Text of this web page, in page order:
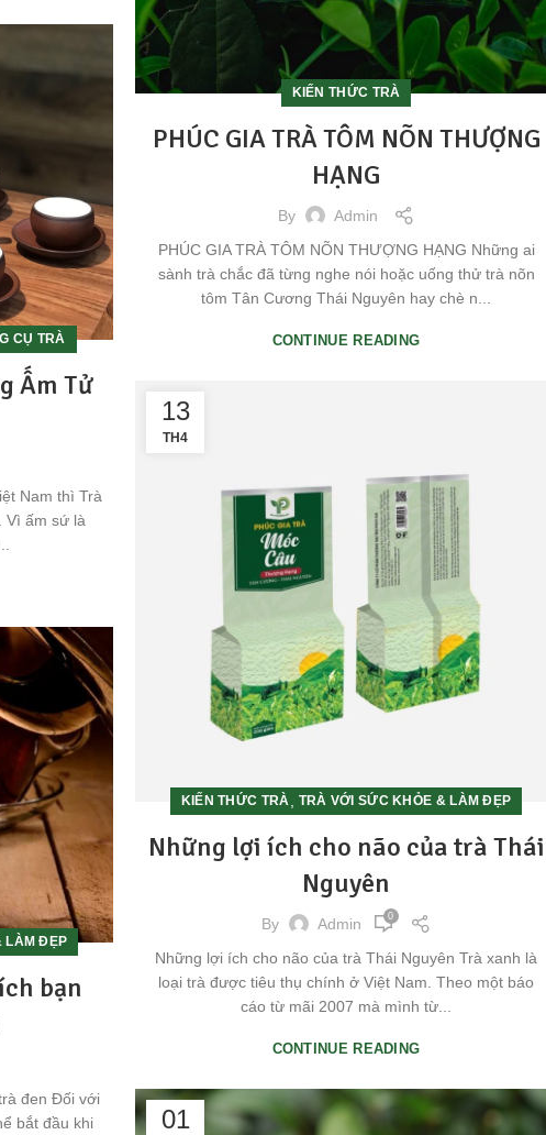
KIẾN THỨC TRÀ
PHÚC GIA TRÀ TÔM NÕN THƯỢNG
HẠNG
By
Admin
PHÚC GIA TRÀ TÔM NÕN THƯỢNG HẠNG Những ai
sành trà chắc đã từng nghe nói hoặc uống thử trà nõn
tôm Tân Cương Thái Nguyên hay chè n...
CONTINUE READING
CỤ TRÀ
Ấm Tử
Nam thì Trà
Vì ấm sứ là
13
TH4
KIẾN THỨC TRÀ TRÀ VỚI SỨC KHỎE & LÀM ĐẸP
Những lợi ích cho não của trà Thái
Nguyên
By Admin 0
Những lợi ích cho não của trà Thái Nguyên Trà xanh là
loại trà được tiêu thụ chính ở Việt Nam. Theo một báo
cáo từ mãi 2007 mà mình từ...
CONTINUE READING
LÀM ĐẸP
bạn
đen Đối với
bắt đầu khi
01